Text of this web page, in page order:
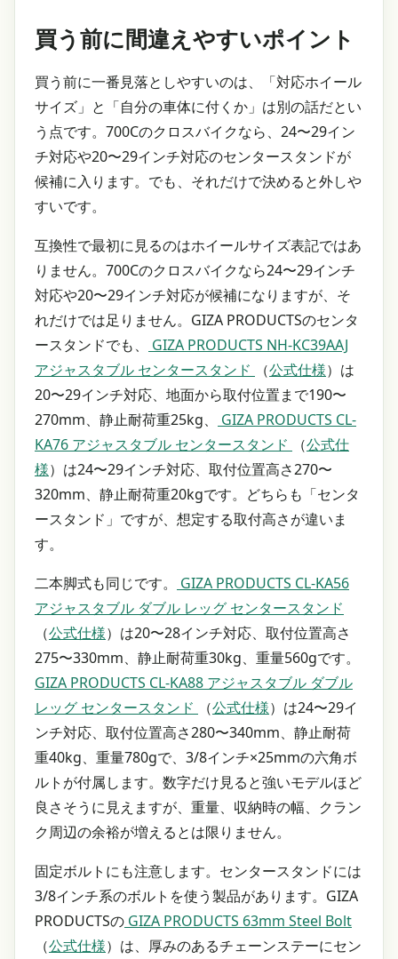
買う前に間違えやすいポイント
買う前に一番見落としやすいのは、「対応ホイール
サイズ」と「自分の車体に付くか」は別の話だとい
う点です。700Cのクロスバイクなら、24〜29イン
チ対応や20〜29インチ対応のセンタースタンドが
候補に入ります。でも、それだけで決めると外しや
すいです。
互換性で最初に見るのはホイールサイズ表記ではあ
りません。700Cのクロスバイクなら24〜29インチ
対応や20〜29インチ対応が候補になりますが、そ
れだけでは足りません。GIZA PRODUCTSのセンタ
ースタンドでも、
GIZA PRODUCTS NH-KC39AAJ
アジャスタブル センタースタンド
（公式仕様）は
20〜29インチ対応、地面から取付位置まで190〜
270mm、静止耐荷重25kg、
GIZA PRODUCTS CL-
KA76 アジャスタブル センタースタンド
（公式仕
様）は24〜29インチ対応、取付位置高さ270〜
320mm、静止耐荷重20kgです。どちらも「センタ
ースタンド」ですが、想定する取付高さが違いま
す。
二本脚式も同じです。
GIZA PRODUCTS CL-KA56
アジャスタブル ダブル レッグ センタースタンド
（公式仕様）は20〜28インチ対応、取付位置高さ
275〜330mm、静止耐荷重30kg、重量560gです。
GIZA PRODUCTS CL-KA88 アジャスタブル ダブル
レッグ センタースタンド
（公式仕様）は24〜29イ
ンチ対応、取付位置高さ280〜340mm、静止耐荷
重40kg、重量780gで、3/8インチ×25mmの六角ボ
ルトが付属します。数字だけ見ると強いモデルほど
良さそうに見えますが、重量、収納時の幅、クラン
ク周辺の余裕が増えるとは限りません。
固定ボルトにも注意します。センタースタンドには
3/8インチ系のボルトを使う製品があります。GIZA
PRODUCTSの GIZA PRODUCTS 63mm Steel Bolt
（公式仕様）は、厚みのあるチェーンステーにセン